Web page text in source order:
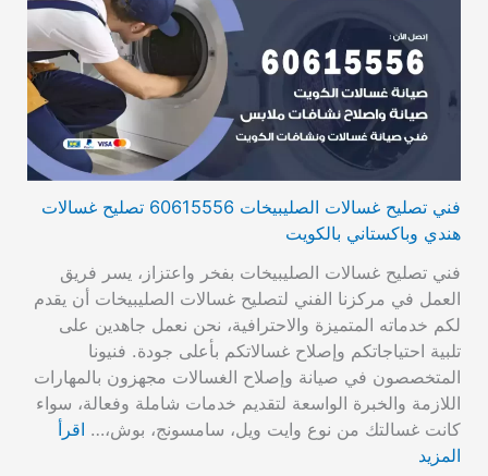
فني تصليح غسالات الصليبيخات 60615556 تصليح غسالات
هندي وباكستاني بالكويت
فني تصليح غسالات الصليبيخات بفخر واعتزاز، يسر فريق
العمل في مركزنا الفني لتصليح غسالات الصليبيخات أن يقدم
لكم خدماته المتميزة والاحترافية، نحن نعمل جاهدين على
تلبية احتياجاتكم وإصلاح غسالاتكم بأعلى جودة. فنيونا
المتخصصون في صيانة وإصلاح الغسالات مجهزون بالمهارات
اللازمة والخبرة الواسعة لتقديم خدمات شاملة وفعالة، سواء
كانت غسالتك من نوع وايت ويل، سامسونج، بوش،… اقرأ
المزيد